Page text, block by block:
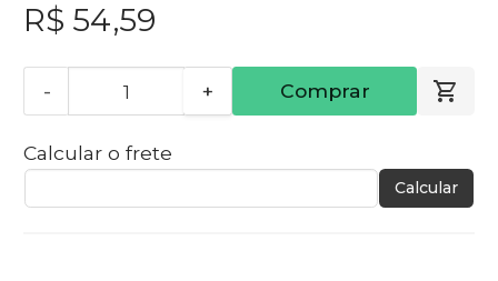
R$ 54,59
- + Comprar
Calcular o frete
Calcular